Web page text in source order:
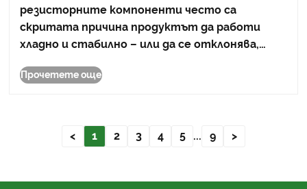
резисторните компоненти често са
скритата причина продуктът да работи
хладно и стабилно – или да се отклонява,
Купувачите и инженерите обикновено не се
Прочетете още
< 1 2 3 4 5 ... 9 >